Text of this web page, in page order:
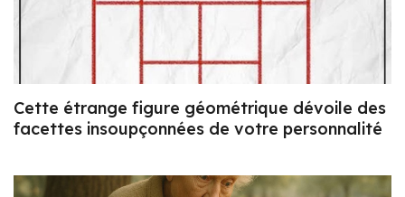
Cette étrange figure géométrique dévoile des
facettes insoupçonnées de votre personnalité